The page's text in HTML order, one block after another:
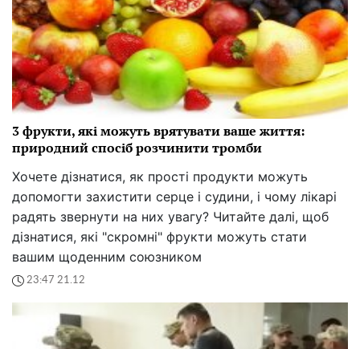
3 фрукти, які можуть врятувати ваше життя:
природний спосіб розчинити тромби
Хочете дізнатися, як прості продукти можуть
допомогти захистити серце і судини, і чому лікарі
радять звернути на них увагу? Читайте далі, щоб
дізнатися, які "скромні" фрукти можуть стати
вашим щоденним союзником
23:47 21.12